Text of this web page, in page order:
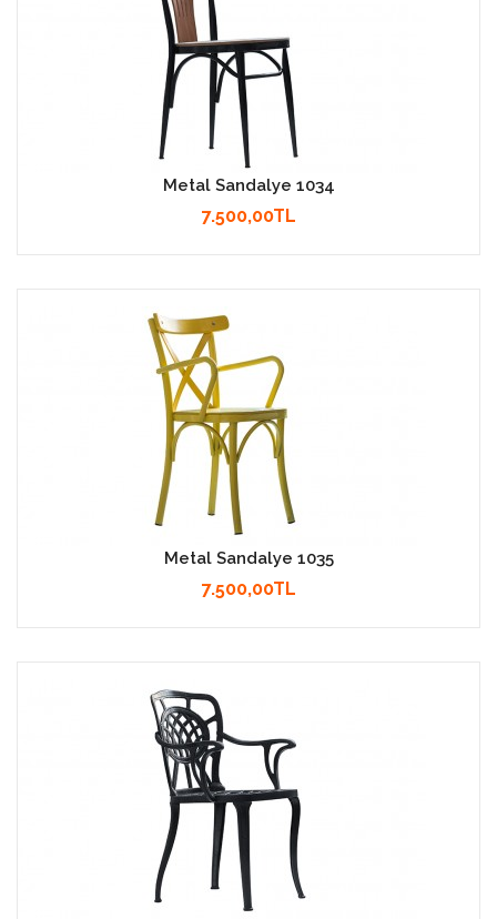
Metal Sandalye 1034
7.500,00TL
Metal Sandalye 1035
7.500,00TL